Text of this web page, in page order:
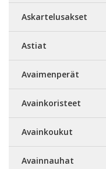
Askartelusakset
Astiat
Avaimenperät
Avainkoristeet
Avainkoukut
Avainnauhat